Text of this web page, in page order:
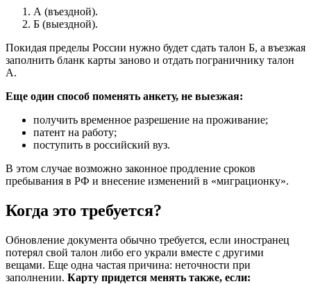
А (въездной).
Б (выездной).
Покидая пределы России нужно будет сдать талон Б, а въезжая
заполнить бланк карты заново и отдать пограничнику талон
А.
Еще один способ поменять анкету, не выезжая:
получить временное разрешение на проживание;
патент на работу;
поступить в российский вуз.
В этом случае возможно законное продление сроков
пребывания в РФ и внесение изменений в «миграционку».
Когда это требуется?
Обновление документа обычно требуется, если иностранец
потерял свой талон либо его украли вместе с другими
вещами. Еще одна частая причина: неточности при
заполнении. Карту придется менять также, если: